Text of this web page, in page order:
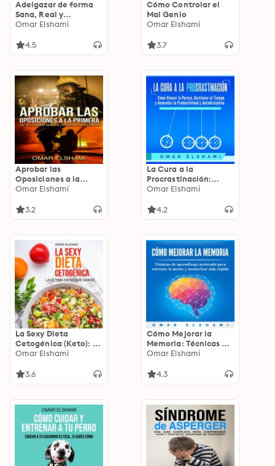
Adelgazar de forma
Sana, Real y
Permanente: Los 11
Peso y Perder Grasa
Omar Elshami
4.5
Cómo Controlar el
Mal Genio
Omar Elshami
3.7
Aprobar las
Oposiciones a la
primera: De no saber
éxito
Omar Elshami
3.2
La Cura a la
Procrastinación:
Cómo Vencer la
Tiempo y Aumentar la
Omar Elshami
4.2
La Sexy Dieta
Cetogénica (Keto): La
última dieta que
Omar Elshami
3.6
Cómo Mejorar la
Memoria: Técnicas de
Aprendizaje
Entrenar la Mente y
Omar Elshami
4.3